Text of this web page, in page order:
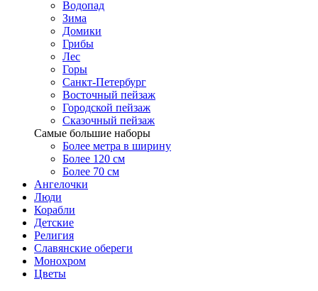
Водопад
Зима
Домики
Грибы
Лес
Горы
Санкт-Петербург
Восточный пейзаж
Городской пейзаж
Сказочный пейзаж
Самые большие наборы
Более метра в ширину
Более 120 см
Более 70 см
Ангелочки
Люди
Корабли
Детские
Религия
Славянские обереги
Монохром
Цветы